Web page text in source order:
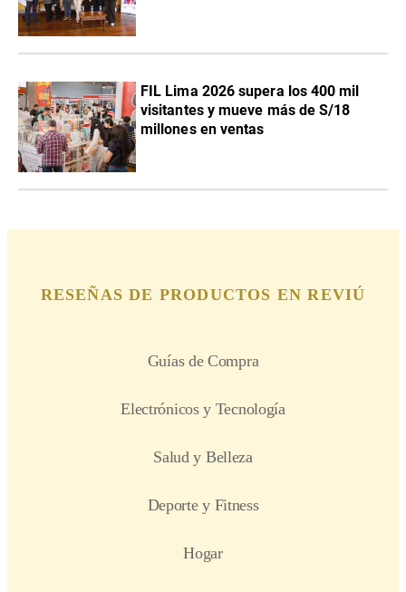
FIL Lima 2026 supera los 400 mil
visitantes y mueve más de S/18
millones en ventas